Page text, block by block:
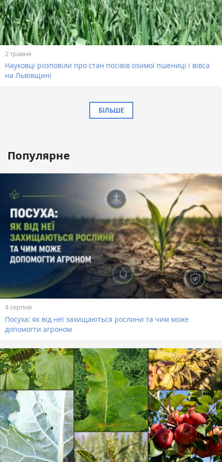
2 травня
Науковці розповіли про стан посівів озимої пшениці і вівса
на Львівщині
БІЛЬШЕ
Популярне
4 серпня
Посуха: як від неї захищаються рослини та чим може
допомогти агроном